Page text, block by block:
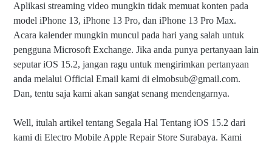
Aplikasi streaming video mungkin tidak memuat konten pada
model iPhone 13, iPhone 13 Pro, dan iPhone 13 Pro Max.
Acara kalender mungkin muncul pada hari yang salah untuk
pengguna Microsoft Exchange. Jika anda punya pertanyaan lain
seputar iOS 15.2, jangan ragu untuk mengirimkan pertanyaan
anda melalui Official Email kami di elmobsub@gmail.com.
Dan, tentu saja kami akan sangat senang mendengarnya.
Well, itulah artikel tentang Segala Hal Tentang iOS 15.2 dari
kami di Electro Mobile Apple Repair Store Surabaya. Kami